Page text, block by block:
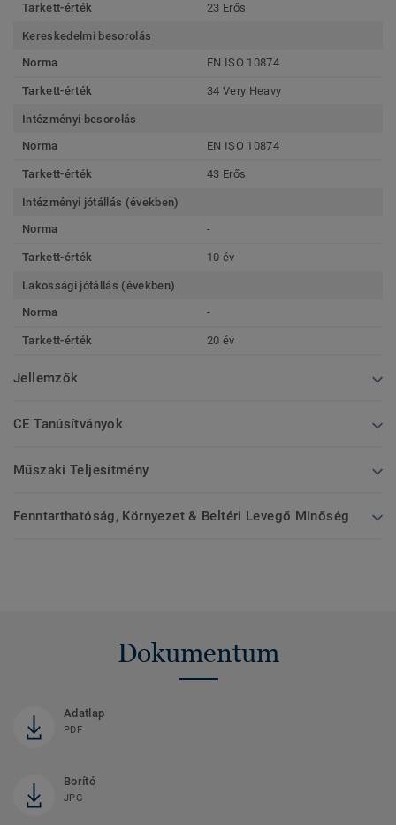
Tarkett-érték 23 Erős
Kereskedelmi besorolás
Norma
EN ISO 10874
Tarkett-érték 34 Very Heavy
Intézményi besorolás
Norma
EN ISO 10874
Tarkett-érték 43 Erős
Intézményi jótállás (években)
Norma
-
Tarkett-érték 10 év
Lakossági jótállás (években)
Norma
-
Tarkett-érték 20 év
Jellemzők
CE Tanúsítványok
Műszaki Teljesítmény
Fenntarthatóság, Környezet & Beltéri Levegő Minőség
Dokumentum
Adatlap
PDF
Borító
JPG